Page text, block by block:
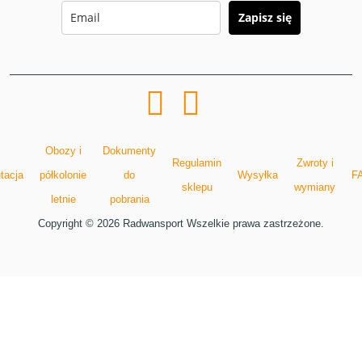
Zapisz się
Obozy i
półkolonie
letnie
Dokumenty
do
pobrania
Regulamin
sklepu
Wysyłka
Zwroty i
wymiany
Copyright © 2026 Radwansport Wszelkie prawa zastrzeżone.